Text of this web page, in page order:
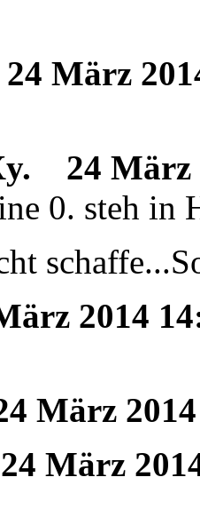
24 März
24 März
0. steh in
2014
März
März